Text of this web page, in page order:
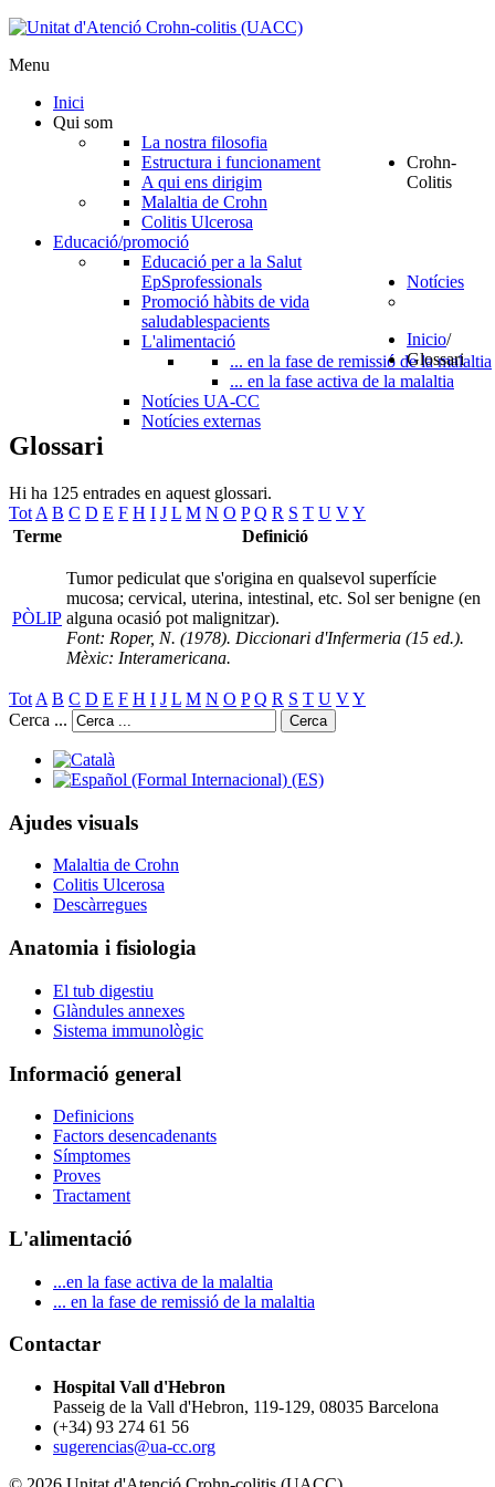
Menu
Inici
Qui som
La nostra filosofia
Estructura i funcionament
A qui ens dirigim
Crohn-
Colitis
Malaltia de Crohn
Colitis Ulcerosa
Educació/promoció
Educació per a la Salut
EpSprofessionals
Promoció hàbits de vida
saludablespacients
L'alimentació
... en la fase de remissió de la malaltia
... en la fase activa de la malaltia
Notícies
Notícies UA-CC
Notícies externas
Inicio/
Glossari
Glossari
Hi ha 125 entrades en aquest glossari.
Tot A B C D E F H I J L M N O P Q R S T U VY
Terme
Definició
PÒLIP
Tumor pediculat que s'origina en qualsevol superfície
mucosa; cervical, uterina, intestinal, etc. Sol ser benigne (en
alguna ocasió pot malignitzar).
Font: Roper, N. (1978). Diccionari d'Infermeria (15 ed.).
Mèxic: Interamericana.
Tot A B C D E F H I J L M N O P Q R S T U VY
Cerca ...
Cerca
Ajudes visuals
Malaltia de Crohn
Colitis Ulcerosa
Descàrregues
Anatomia i fisiologia
El tub digestiu
Glàndules annexes
Sistema immunològic
Informació general
Definicions
Factors desencadenants
Símptomes
Proves
Tractament
L'alimentació
...en la fase activa de la malaltia
... en la fase de remissió de la malaltia
Contactar
Hospital Vall d'Hebron
Passeig de la Vall d'Hebron, 119-129, 08035 Barcelona
(+34) 93 274 61 56
sugerencias@ua-cc.org